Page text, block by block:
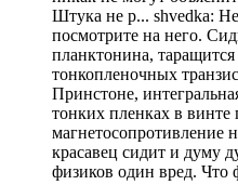
Штука не р... shvedka:
посмотрите на него.
планктонина,
тонкопленочных
Принстоне,
тонких пленках в винте
магнетосопротивление
красавец сидит и думу
физиков один вред. Что